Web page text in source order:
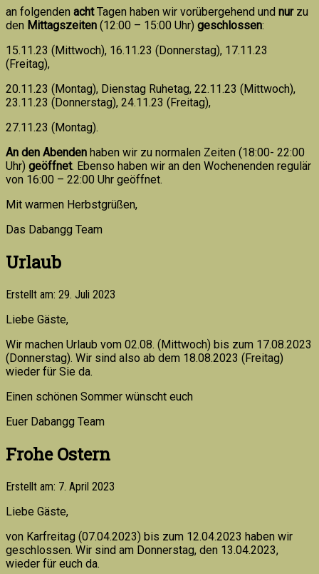
an folgenden achtTagen haben wir vorübergehend und nurzu
den Mittagszeiten (12:00 – 15:00 Uhr) geschlossen:
15.11.23 (Mittwoch), 16.11.23 (Donnerstag), 17.11.23
(Freitag),
20.11.23 (Montag), Dienstag Ruhetag, 22.11.23 (Mittwoch),
23.11.23 (Donnerstag), 24.11.23 (Freitag),
27.11.23 (Montag).
An den Abenden haben wir zu normalen Zeiten (18:00- 22:00
Uhr) geöffnet. Ebenso haben wir an den Wochenenden regulär
von 16:00 – 22:00 Uhr geöffnet.
Mit warmen Herbstgrüßen,
Das Dabangg Team
Urlaub
Erstellt am: 29. Juli 2023
Liebe Gäste,
Wir machen Urlaub vom 02.08. (Mittwoch) bis zum 17.08.2023
(Donnerstag). Wir sind also ab dem 18.08.2023 (Freitag)
wieder für Sie da.
Einen schönen Sommer wünscht euch
Euer Dabangg Team
Frohe Ostern
Erstellt am: 7. April 2023
Liebe Gäste,
von Karfreitag (07.04.2023) bis zum 12.04.2023 haben wir
geschlossen. Wir sind am Donnerstag, den 13.04.2023,
wieder für euch da.